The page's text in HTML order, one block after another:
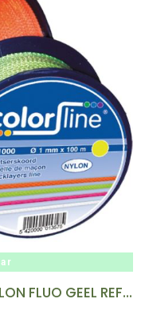
METSERSKOORD 1MMX50M NYLON FLUO GEEL REF:CR 130050